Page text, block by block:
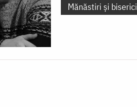
Mănăstiri și biserici